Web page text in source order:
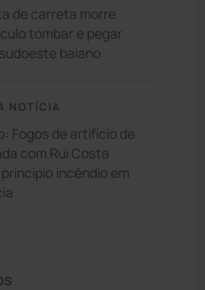
de carreta morre
tombar e pegar
baiano
NOTÍCIA
Fogos de artifício de
com Rui Costa
incêndio em